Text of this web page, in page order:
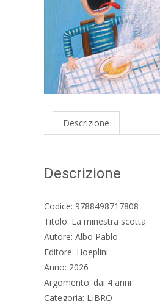
Descrizione
Descrizione
Codice: 9788498717808
Titolo: La minestra scotta
Autore: Albo Pablo
Editore: Hoeplini
Anno: 2026
Argomento: dai 4 anni
Categoria: LIBRO